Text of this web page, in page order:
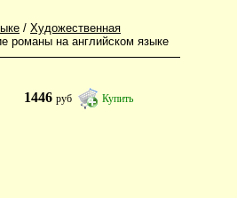
/ Художественная
романы на английском языке
1446руб Купить